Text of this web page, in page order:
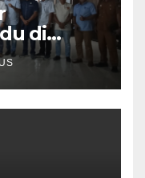
di